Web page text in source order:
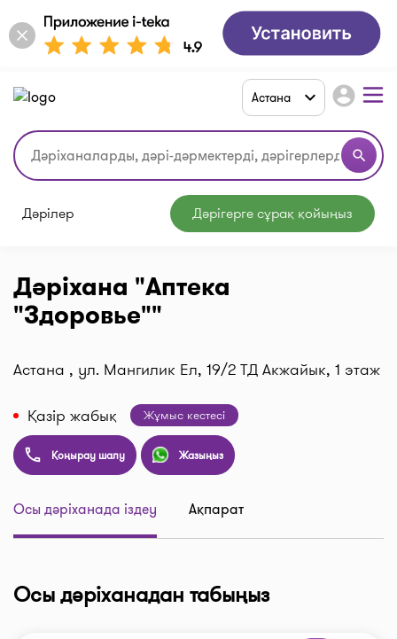
search
Астана account_circle
Дәрілер Дәрігерге сұрақ қойыңыз
Дәріхана "Аптека
"Здоровье""
Астана , ул. Мангилик Ел, 19/2 ТД Акжайык, 1 этаж
Қазір жабық
Жұмыс кестесі
Қоңырау шалу Жазыңыз
Осы дәріханада іздеу Ақпарат
Осы дәріханадан табыңыз